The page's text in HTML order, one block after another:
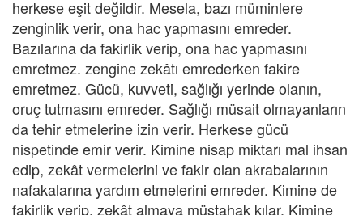
herkese eşit değildir. Mesela, bazı müminlere
zenginlik verir, ona hac yapmasını emreder.
Bazılarına da fakirlik verip, ona hac yapmasını
emretmez. zengine zekâtı emrederken fakire
emretmez. Gücü, kuvveti, sağlığı yerinde olanın,
oruç tutmasını emreder. Sağlığı müsait olmayanların
da tehir etmelerine izin verir. Herkese gücü
nispetinde emir verir. Kimine nisap miktarı mal ihsan
edip, zekât vermelerini ve fakir olan akrabalarının
nafakalarına yardım etmelerini emreder. Kimine de
fakirlik verip, zekât almaya müstahak kılar. Kimine